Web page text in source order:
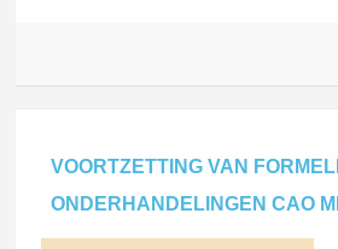
VOORTZETTING VAN
ONDERHANDELINGEN CAO